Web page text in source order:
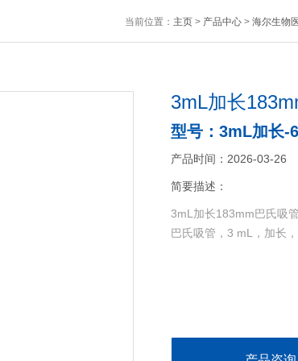
当前位置： 主页> 产品中心> 海尔生物
3mL加长
型号：3mL加长-
产品时间：2026-03-26
简要描述：
3mL加长183mm巴氏吸
巴氏吸管，3 mL，加长